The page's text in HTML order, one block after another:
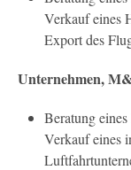
Verkauf eines
Export des
Unternehmen,
Beratung
Verkauf eines